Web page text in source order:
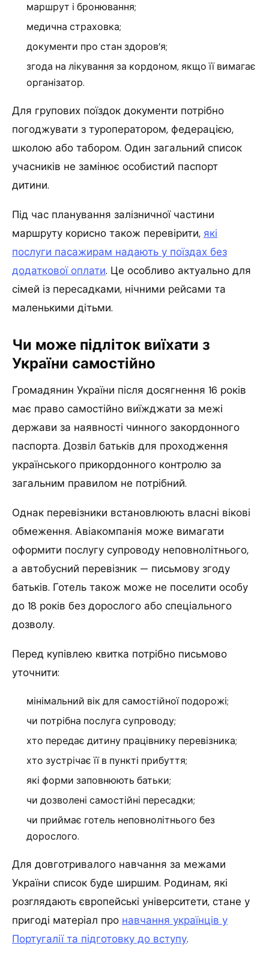
маршрут і бронювання;
медична страховка;
документи про стан здоров’я;
згода на лікування за кордоном, якщо її вимагає
організатор.
Для групових поїздок документи потрібно
погоджувати з туроператором, федерацією,
школою або табором. Один загальний список
учасників не замінює особистий паспорт
дитини.
Під час планування залізничної частини
маршруту корисно також перевірити, які
послуги пасажирам надають у поїздах без
додаткової оплати. Це особливо актуально для
сімей із пересадками, нічними рейсами та
маленькими дітьми.
Чи може підліток виїхати з
України самостійно
Громадянин України після досягнення 16 років
має право самостійно виїжджати за межі
держави за наявності чинного закордонного
паспорта. Дозвіл батьків для проходження
українського прикордонного контролю за
загальним правилом не потрібний.
Однак перевізники встановлюють власні вікові
обмеження. Авіакомпанія може вимагати
оформити послугу супроводу неповнолітнього,
а автобусний перевізник — письмову згоду
батьків. Готель також може не поселити особу
до 18 років без дорослого або спеціального
дозволу.
Перед купівлею квитка потрібно письмово
уточнити:
мінімальний вік для самостійної подорожі;
чи потрібна послуга супроводу;
хто передає дитину працівнику перевізника;
хто зустрічає її в пункті прибуття;
які форми заповнюють батьки;
чи дозволені самостійні пересадки;
чи приймає готель неповнолітнього без
дорослого.
Для довготривалого навчання за межами
України список буде ширшим. Родинам, які
розглядають європейські університети, стане у
пригоді матеріал про навчання українців у
Португалії та підготовку до вступу.